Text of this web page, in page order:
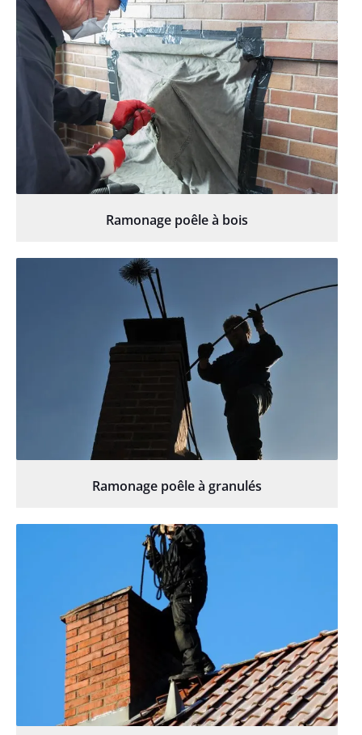
Ramonage poêle à bois
Ramonage poêle à granulés